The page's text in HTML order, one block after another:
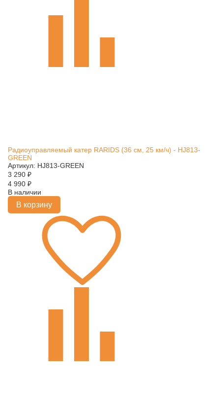
Радиоуправляемый катер RARIDS (36 см, 25 км/ч) - HJ813-
GREEN
Артикул: HJ813-GREEN
3 290 ₽
4 990 ₽
В наличии
В корзину